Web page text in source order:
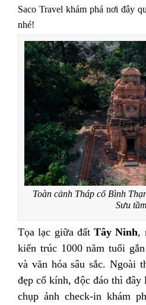
Saco Travel khám phá nơi đây
nhé!
Toàn cảnh Tháp cổ Bình
Sưu
Tọa lạc giữa đấtTây Ninh,
kiến trúc 1000 năm tuổi
và văn hóa sâu sắc. Ngoài
đẹp cổ kính, độc đáo thì
chụp ảnh check-in khám